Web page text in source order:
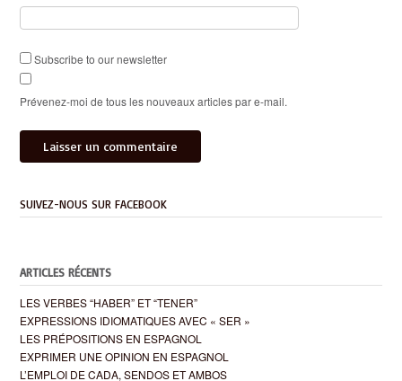
Subscribe to our newsletter
Prévenez-moi de tous les nouveaux articles par e-mail.
SUIVEZ-NOUS SUR FACEBOOK
ARTICLES RÉCENTS
LES VERBES “HABER” ET “TENER”
EXPRESSIONS IDIOMATIQUES AVEC « SER »
LES PRÉPOSITIONS EN ESPAGNOL
EXPRIMER UNE OPINION EN ESPAGNOL
L’EMPLOI DE CADA, SENDOS ET AMBOS